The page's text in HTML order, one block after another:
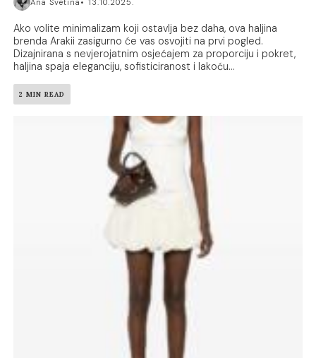
Ako volite minimalizam koji ostavlja bez daha, ova haljina
brenda Arakii zasigurno će vas osvojiti na prvi pogled.
Dizajnirana s nevjerojatnim osjećajem za proporciju i pokret,
haljina spaja eleganciju, sofisticiranost i lakoću...
2 MIN READ